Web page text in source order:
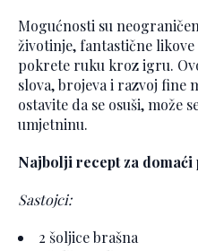
Mogućnosti su
životinje, fantastične
pokrete ruku kroz igru.
slova, brojeva i razvoj fine
ostavite da se osuši,
umjetninu.
Najbolji recept za domaći
Sastojci:
2 šoljice brašna